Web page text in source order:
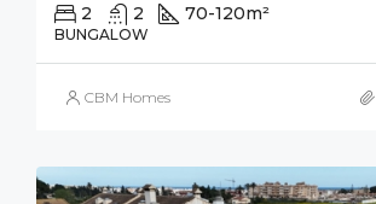
2 2 70-120m²
BUNGALOW
CBM Homes